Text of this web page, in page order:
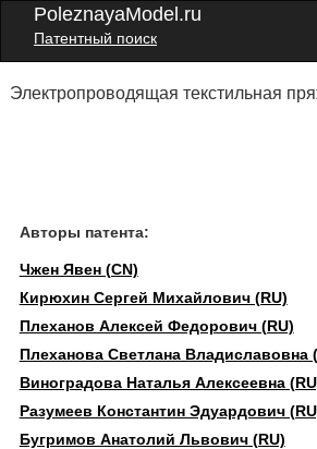
PoleznayaModel.ru
Патентный поиск
Электропроводящая текстильная
Авторы патента:
Чжен Явен (CN)
Кирюхин Сергей Михайлович (RU)
Плеханов Алексей Федорович (RU)
Плеханова Светлана Владиславовна
Виноградова Наталья Алексеевна
Разумеев Константин Эдуардович
Бугримов Анатолий Львович (RU)